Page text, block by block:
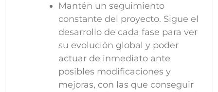
Mantén un seguimiento
constante del proyecto. Sigue el
desarrollo de cada fase para ver
su evolución global y poder
actuar de inmediato ante
posibles modificaciones y
mejoras, con las que conseguir